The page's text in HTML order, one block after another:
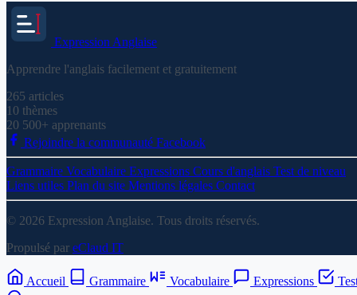
Expression Anglaise
Apprendre l'anglais facilement et gratuitement
265 articles
10 thèmes
20 500+ apprenants
Rejoindre la communauté Facebook
Grammaire Vocabulaire Expressions Cours d'anglais Test de niveau
Liens utiles Plan du site Mentions légales Contact
© 2026 Expression Anglaise. Tous droits réservés.
Propulsé par eClaud IT
Accueil Grammaire Vocabulaire Expressions